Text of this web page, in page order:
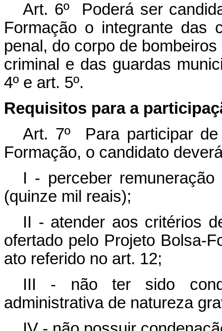
Art. 6º Poderá ser
Formação o integrante das
penal, do corpo de
criminal e das guardas
4º e art. 5º.
Requisitos para a
Art. 7º Para participar
Formação, o candidato
I - perceber
(quinze mil reais);
II - atender aos critérios
ofertado pelo Projeto Bolsa-
ato referido no art. 12;
III - não ter sido
administrativa de natureza